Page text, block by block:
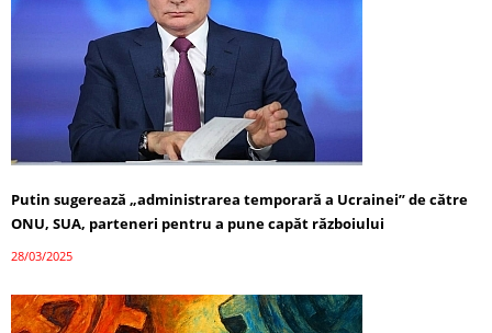
Putin sugerează „administrarea temporară a Ucrainei” de către
ONU, SUA, parteneri pentru a pune capăt războiului
28/03/2025